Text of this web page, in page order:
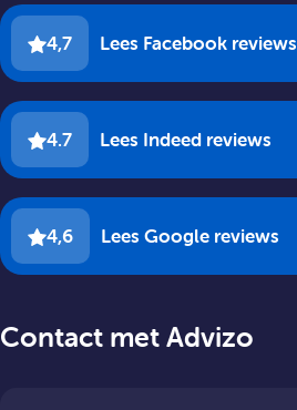
4,7 Lees Facebook reviews
4.7 Lees Indeed reviews
4,6 Lees Google reviews
Contact met Advizo